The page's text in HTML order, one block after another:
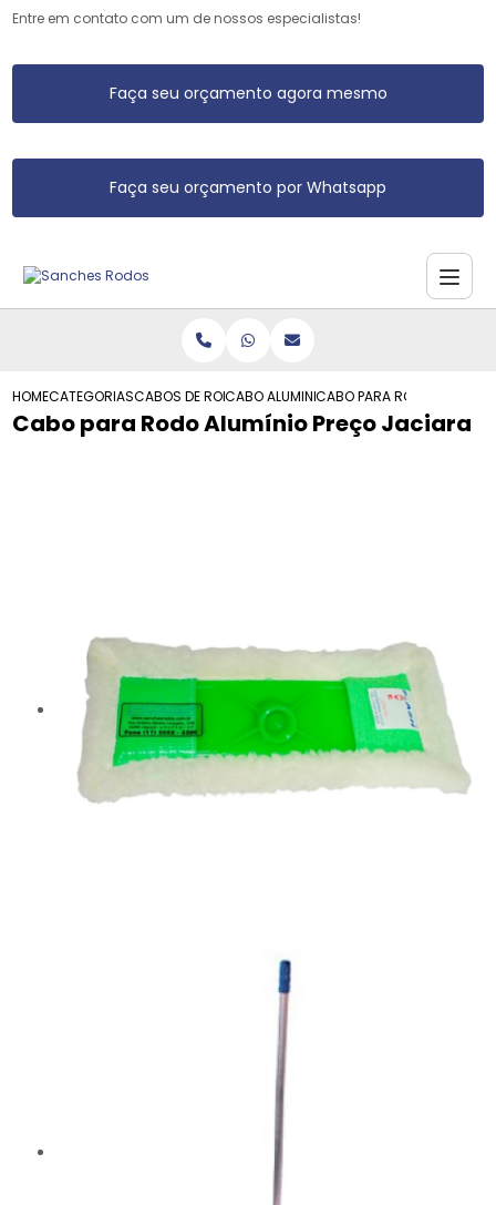
Entre em contato com um de nossos especialistas!
Faça seu orçamento agora mesmo
Faça seu orçamento por Whatsapp
HOMECATEGORIASCABOS DE RODO DE ALUMINIO
CABO ALUMINIO RODOCABO PARA RODO
Cabo para Rodo Alumínio Preço Jaciara